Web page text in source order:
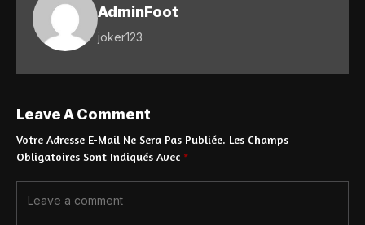
AdminFoot
joker123
Leave A Comment
Votre Adresse E-Mail Ne Sera Pas Publiée. Les Champs
Obligatoires Sont Indiqués Avec *